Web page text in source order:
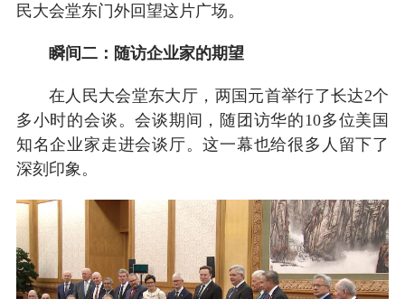
民大会堂东门外回望这片广场。
瞬间二：随访企业家的期望
在人民大会堂东大厅，两国元首举行了长达2个
多小时的会谈。会谈期间，随团访华的10多位美国
知名企业家走进会谈厅。这一幕也给很多人留下了
深刻印象。